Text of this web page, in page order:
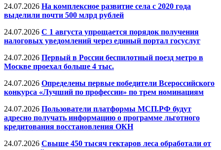
24.07.2026 На комплексное развитие села с 2020 года
выделили почти 500 млрд рублей
24.07.2026 С 1 августа упрощается порядок получения
налоговых уведомлений через единый портал госуслуг
24.07.2026 Первый в России беспилотный поезд метро в
Москве проехал больше 4 тыс.
24.07.2026 Определены первые победители Всероссийского
конкурса «Лучший по профессии» по трем номинациям
24.07.2026 Пользователи платформы МСП.РФ будут
адресно получать информацию о программе льготного
кредитования восстановления ОКН
24.07.2026 Свыше 450 тысяч гектаров леса обработали от